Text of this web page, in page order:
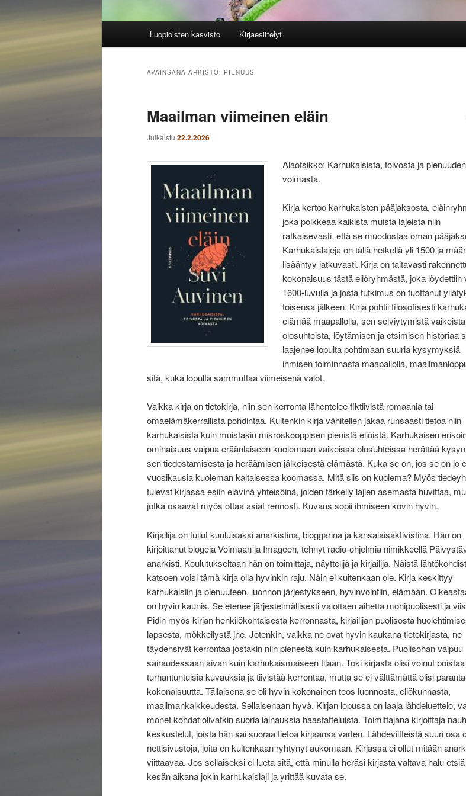
Luopioisten kasvisto Kirjaesittelyt
AVAINSANA-ARKISTO: PIENUUS
Maailman viimeinen eläin
Julkaistu 22.2.2026
Alaotsikko: Karhukaisista, toivosta ja pienuuden
voimasta.
Kirja kertoo karhukaisten pääjaksosta,
joka poikkeaa kaikista muista lajeista niin
ratkaisevasti, että se muodostaa oman
Karhukaislajeja on tällä hetkellä yli 1500 ja
lisääntyy jatkuvasti. Kirja on taitavasti
kokonaisuus tästä eliöryhmästä, joka löydettiin
1600-luvulla ja josta tutkimus on tuottanut
toisensa jälkeen. Kirja pohtii filosofisesti
elämää maapallolla, sen selviytymistä vaikeista
olosuhteista, löytämisen ja etsimisen historiaa
laajenee lopulta pohtimaan suuria kysymyksiä
ihmisen toiminnasta maapallolla,
sitä, kuka lopulta sammuttaa viimeisenä valot.
Vaikka kirja on tietokirja, niin sen kerronta lähentelee fiktiivistä romaania tai
omaelämäkerrallista pohdintaa. Kuitenkin kirja vähitellen jakaa runsaasti tietoa niin
karhukaisista kuin muistakin mikroskooppisen pienistä eliöistä. Karhukaisen
ominaisuus vaipua eräänlaiseen kuolemaan vaikeissa olosuhteissa herättää
sen tiedostamisesta ja heräämisen jälkeisestä elämästä. Kuka se on, jos se on jo
vuosikausia kuoleman kaltaisessa koomassa. Mitä siis on kuolema? Myös
tulevat kirjassa esiin elävinä yhteisöinä, joiden tärkeily lajien asemasta huvittaa,
jotka osaavat myös ottaa asiat rennosti. Kuvaus sopii ihmiseen kovin hyvin.
Kirjailija on tullut kuuluisaksi anarkistina, bloggarina ja kansalaisaktivistina. Hän on
kirjoittanut blogeja Voimaan ja Imageen, tehnyt radio-ohjelmia nimikkeellä
anarkisti. Koulutukseltaan hän on toimittaja, näyttelijä ja kirjailija. Näistä
katsoen voisi tämä kirja olla hyvinkin raju. Näin ei kuitenkaan ole. Kirja keskittyy
karhukaisiin ja pienuuteen, luonnon järjestykseen, hyvinvointiin, elämään.
on hyvin kaunis. Se etenee järjestelmällisesti valottaen aihetta monipuolisesti ja
Pidin myös kirjan henkilökohtaisesta kerronnasta, kirjailijan puolisosta
lapsesta, mökkeilystä jne. Jotenkin, vaikka ne ovat hyvin kaukana tietokirjasta, ne
täydensivät kerrontaa jostakin niin pienestä kuin karhukaisesta. Puolisohan vaipuu
sairaudessaan aivan kuin karhukaismaiseen tilaan. Toki kirjasta olisi voinut
turhantuntuisia kuvauksia ja tiivistää kerrontaa, mutta se ei välttämättä olisi
kokonaisuutta. Tällaisena se oli hyvin kokonainen teos luonnosta, eliökunnasta,
maailmankaikkeudesta. Sellaisenaan hyvä. Kirjan lopussa on laaja lähdeluettelo,
monet kohdat olivatkin suoria lainauksia haastatteluista. Toimittajana kirjoittaja
keskustelut, joista hän sai suoraa tietoa kirjaansa varten. Lähdeviitteistä suuri osa
nettisivustoja, joita en kuitenkaan ryhtynyt aukomaan. Kirjassa ei ollut mitään
viittaavaa. Jos sellaiseksi ei lueta sitä, että minulla heräsi kirjasta valtava halu
kesän aikana jokin karhukaislaji ja yrittää kuvata se.